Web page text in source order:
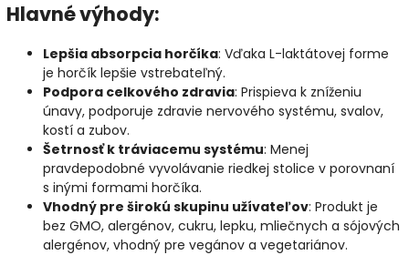
Hlavné výhody:
Lepšia absorpcia horčíka: Vďaka L-laktátovej forme
je horčík lepšie vstrebateľný.
Podpora celkového zdravia: Prispieva k zníženiu
únavy, podporuje zdravie nervového systému, svalov,
kostí a zubov.
Šetrnosť k tráviacemu systému: Menej
pravdepodobné vyvolávanie riedkej stolice v porovnaní
s inými formami horčíka.
Vhodný pre širokú skupinu užívateľov: Produkt je
bez GMO, alergénov, cukru, lepku, mliečnych a sójových
alergénov, vhodný pre vegánov a vegetariánov.